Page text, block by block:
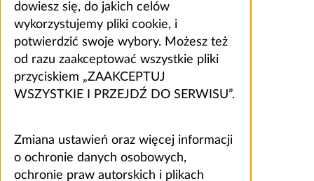
dowiesz się, do jakich celów
wykorzystujemy pliki cookie, i
potwierdzić swoje wybory. Możesz też
od razu zaakceptować wszystkie pliki
przyciskiem „ZAAKCEPTUJ
WSZYSTKIE I PRZEJDŹ DO SERWISU”.
Zmiana ustawień oraz więcej informacji
o ochronie danych osobowych,
ochronie praw autorskich i plikach